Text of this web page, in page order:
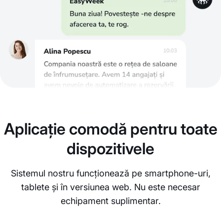
Aplicație comodă pentru toate
dispozitivele
Sistemul nostru funcționează pe smartphone-uri,
tablete și în versiunea web. Nu este necesar
echipament suplimentar.